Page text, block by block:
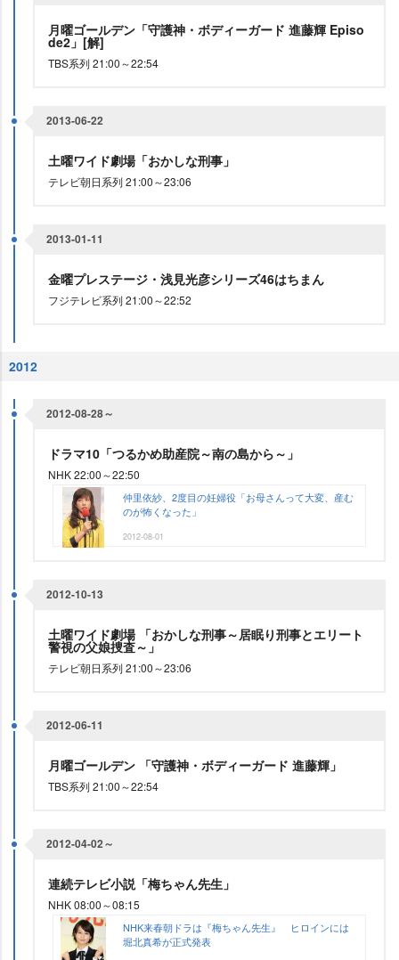
月曜ゴールデン「守護神・ボディーガード 進藤輝 Episo
de2」[解]
TBS系列 21:00～22:54
2013-06-22
土曜ワイド劇場「おかしな刑事」
テレビ朝日系列 21:00～23:06
2013-01-11
金曜プレステージ・浅見光彦シリーズ46はちまん
フジテレビ系列 21:00～22:52
2012
2012-08-28～
ドラマ10「つるかめ助産院～南の島から～」
NHK 22:00～22:50
仲里依紗、2度目の妊婦役「お母さんって大変、産む
のが怖くなった」
2012-08-01
2012-10-13
土曜ワイド劇場 「おかしな刑事～居眠り刑事とエリート
警視の父娘捜査～」
テレビ朝日系列 21:00～23:06
2012-06-11
月曜ゴールデン 「守護神・ボディーガード 進藤輝」
TBS系列 21:00～22:54
2012-04-02～
連続テレビ小説「梅ちゃん先生」
NHK 08:00～08:15
NHK来春朝ドラは『梅ちゃん先生』 ヒロインには
堀北真希が正式発表